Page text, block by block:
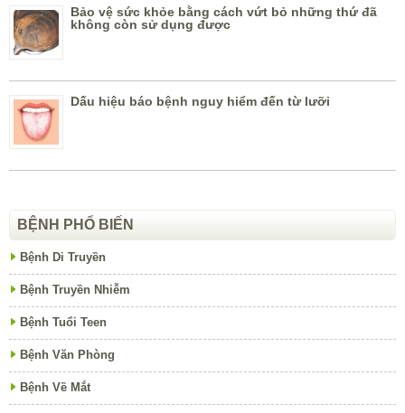
Bảo vệ sức khỏe bằng cách vứt bỏ những thứ đã
không còn sử dụng được
Dấu hiệu báo bệnh nguy hiểm đến từ lưỡi
BỆNH PHỔ BIẾN
Bệnh Di Truyền
Bệnh Truyền Nhiễm
Bệnh Tuổi Teen
Bệnh Văn Phòng
Bệnh Về Mắt